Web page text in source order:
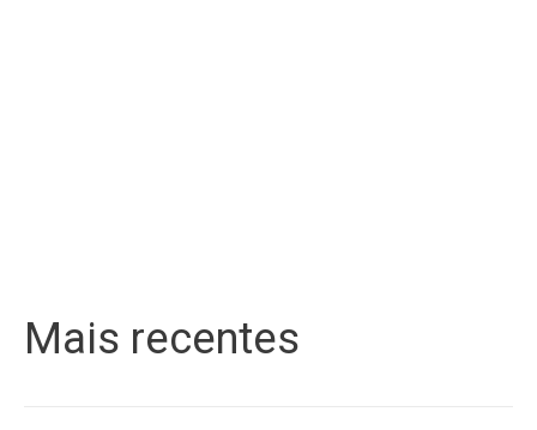
Mais recentes